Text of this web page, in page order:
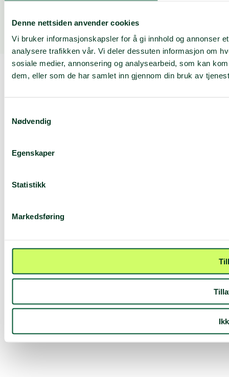
Denne nettsiden anvender cookies
Vi bruker informasjonskapsler for å gi innhold og annonser
analysere trafikken vår. Vi deler dessuten informasjon om
sosiale medier, annonsering og analysearbeid, som kan
dem, eller som de har samlet inn gjennom din bruk av
Nødvendig
Egenskaper
Statistikk
Markedsføring
© Copyright 2026 Norsk Folkehjelp
· Betingelser · Personvern